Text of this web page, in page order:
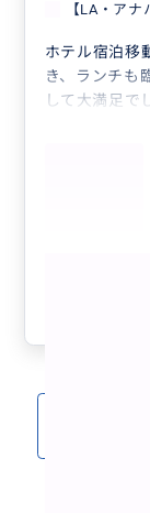
【LA・ア
ホテル宿泊移
き、ランチも
して大満足で